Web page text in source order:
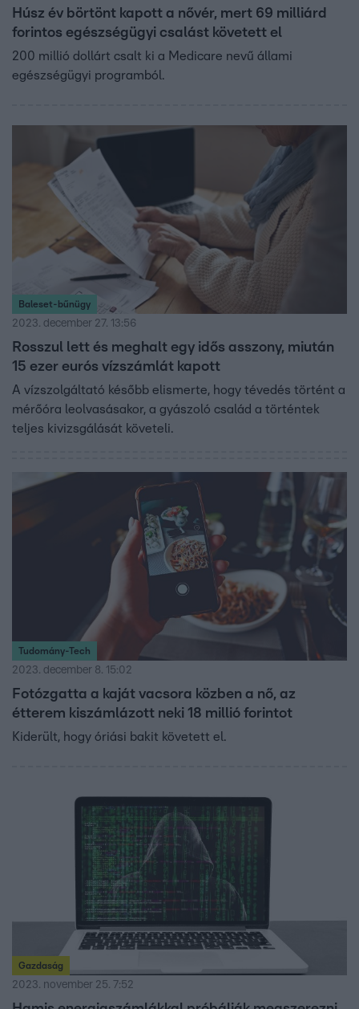
Húsz év börtönt kapott a nővér, mert 69 milliárd
forintos egészségügyi csalást követett el
200 millió dollárt csalt ki a Medicare nevű állami
egészségügyi programból.
Baleset-bűnügy
2023. december 27. 13:56
Rosszul lett és meghalt egy idős asszony, miután
15 ezer eurós vízszámlát kapott
A vízszolgáltató később elismerte, hogy tévedés történt a
mérőóra leolvasásakor, a gyászoló család a történtek
teljes kivizsgálását követeli.
Tudomány-Tech
2023. december 8. 15:02
Fotózgatta a kaját vacsora közben a nő, az
étterem kiszámlázott neki 18 millió forintot
Kiderült, hogy óriási bakit követett el.
Gazdaság
2023. november 25. 7:52